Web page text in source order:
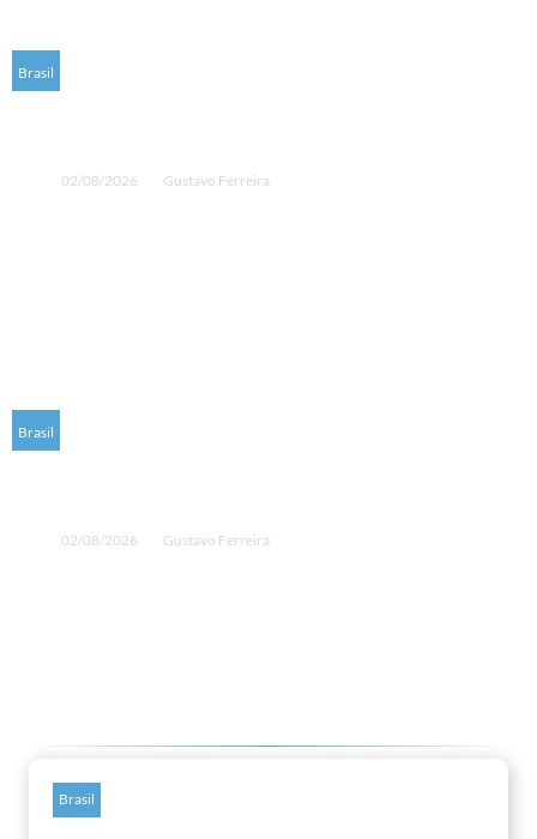
Brasil
02/08/2026 Gustavo Ferreira
Brasil
02/08/2026 Gustavo Ferreira
Brasil